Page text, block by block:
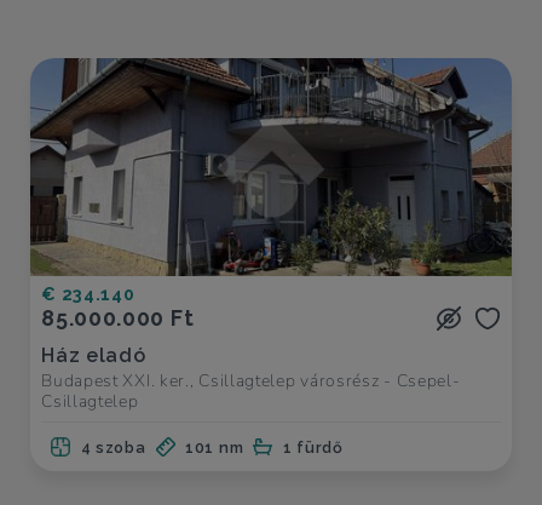
€ 234.140
85.000.000 Ft
Ház eladó
Budapest XXI. ker., Csillagtelep városrész - Csepel-
Csillagtelep
4 szoba 101 nm 1 fürdő